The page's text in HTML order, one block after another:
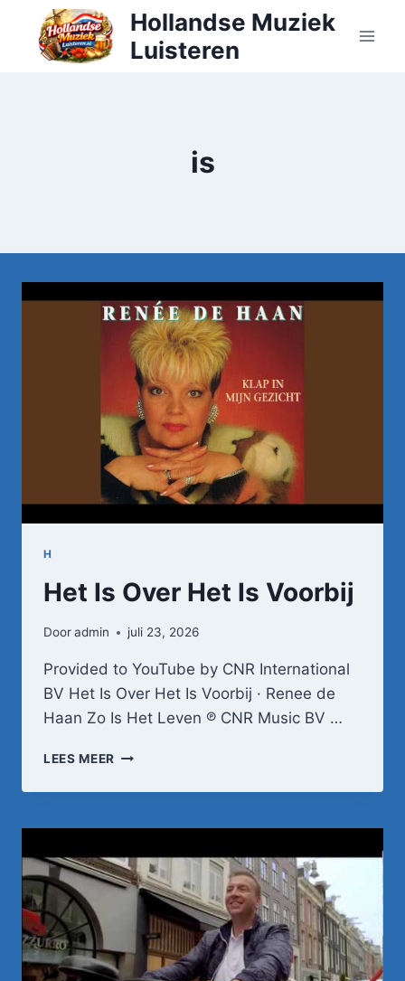
Doorgaan
inhoud
Hollandse Muziek
Luisteren
is
H
Het Is Over Het Is Voorbij
Dooradmin juli 23, 2026
Provided to YouTube by CNR International
BV Het Is Over Het Is Voorbij · Renee de
Haan Zo Is Het Leven ℗ CNR Music BV …
LEES MEER HET
OVER
IS